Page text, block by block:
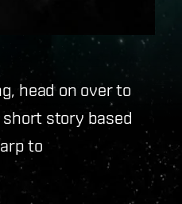
head on over to
story based
to